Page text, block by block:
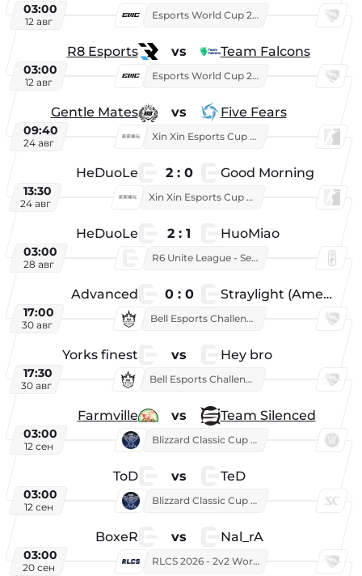
03:00
12 авг
Esports World Cup 2026
R8 Esports vs Team Falcons
03:00
12 авг
Esports World Cup 2026
Gentle Mates vs Five Fears
09:40
24 авг
Xin Xin Esports Cup 2025
HeDuoLe 2 : 0 Good Morning
13:30
24 авг
Xin Xin Esports Cup 2026
HeDuoLe 2 : 1 HuoMiao
03:00
28 авг
R6 Unite League - Season 1
Advanced 0 : 0 Straylight (American team)
17:00
30 авг
Bell Esports Challenge 2026
Yorks finest vs Hey bro
17:30
30 авг
Bell Esports Challenge 2026
Farmville vs Team Silenced
03:00
12 сен
Blizzard Classic Cup 2026
ToD vs TeD
03:00
12 сен
Blizzard Classic Cup 2026
BoxeR vs Nal_rA
03:00
20 сен
RLCS 2026 - 2v2 World Championship